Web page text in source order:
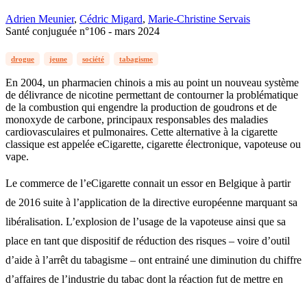
Adrien Meunier, Cédric Migard, Marie-Christine Servais
Santé conjuguée n°106 - mars 2024
drogue jeune société tabagisme
En 2004, un pharmacien chinois a mis au point un nouveau système
de délivrance de nicotine permettant de contourner la problématique
de la combustion qui engendre la production de goudrons et de
monoxyde de carbone, principaux responsables des maladies
cardiovasculaires et pulmonaires. Cette alternative à la cigarette
classique est appelée eCigarette, cigarette électronique, vapoteuse ou
vape.
Le commerce de l’eCigarette connait un essor en Belgique à partir
de 2016 suite à l’application de la directive européenne marquant sa
libéralisation. L’explosion de l’usage de la vapoteuse ainsi que sa
place en tant que dispositif de réduction des risques – voire d’outil
d’aide à l’arrêt du tabagisme – ont entrainé une diminution du chiffre
d’affaires de l’industrie du tabac dont la réaction fut de mettre en